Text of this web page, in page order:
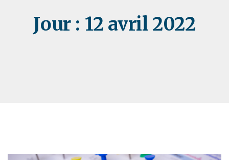
Jour : 12 avril 2022